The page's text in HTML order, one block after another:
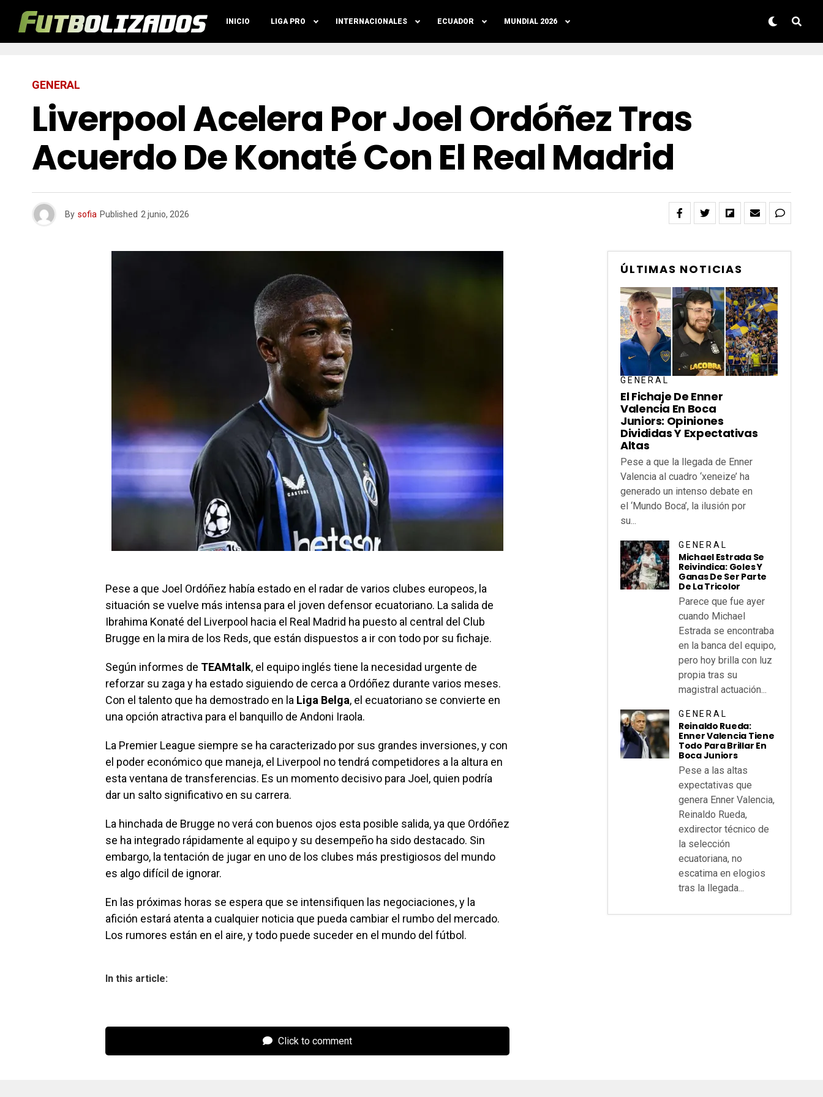
INICIO LIGA PRO INTERNACIONALES ECUADOR MUNDIAL 2026
GENERAL
Liverpool Acelera Por Joel Ordóñez Tras
Acuerdo De Konaté Con El Real Madrid
By sofia Published 2 junio, 2026
Pese a que Joel Ordóñez había estado en el radar de varios clubes europeos, la
situación se vuelve más intensa para el joven defensor ecuatoriano. La salida de
Ibrahima Konaté del Liverpool hacia el Real Madrid ha puesto al central del Club
Brugge en la mira de los Reds, que están dispuestos a ir con todo por su fichaje.
Según informes de TEAMtalk, el equipo inglés tiene la necesidad urgente de
reforzar su zaga y ha estado siguiendo de cerca a Ordóñez durante varios meses.
Con el talento que ha demostrado en la Liga Belga, el ecuatoriano se convierte en
una opción atractiva para el banquillo de Andoni Iraola.
La Premier League siempre se ha caracterizado por sus grandes inversiones, y con
el poder económico que maneja, el Liverpool no tendrá competidores a la altura en
esta ventana de transferencias. Es un momento decisivo para Joel, quien podría
dar un salto significativo en su carrera.
La hinchada de Brugge no verá con buenos ojos esta posible salida, ya que Ordóñez
se ha integrado rápidamente al equipo y su desempeño ha sido destacado. Sin
embargo, la tentación de jugar en uno de los clubes más prestigiosos del mundo
es algo difícil de ignorar.
En las próximas horas se espera que se intensifiquen las negociaciones, y la
afición estará atenta a cualquier noticia que pueda cambiar el rumbo del mercado.
Los rumores están en el aire, y todo puede suceder en el mundo del fútbol.
In this article:
Click to comment
ÚLTIMAS NOTICIAS
GENERAL
El Fichaje De Enner
Valencia En Boca
Juniors: Opiniones
Divididas Y Expectativas
Altas
Pese a que la llegada de Enner
Valencia al cuadro ‘xeneize’ ha
generado un intenso debate en
el ‘Mundo Boca’, la ilusión por
su...
GENERAL
Michael Estrada Se
Reivindica: Goles Y
Ganas De Ser Parte
De La Tricolor
Parece que fue ayer
cuando Michael
Estrada se encontraba
en la banca del equipo,
pero hoy brilla con luz
propia tras su
magistral actuación...
GENERAL
Reinaldo Rueda:
Enner Valencia Tiene
Todo Para Brillar En
Boca Juniors
Pese a las altas
expectativas que
genera Enner Valencia,
Reinaldo Rueda,
exdirector técnico de
la selección
ecuatoriana, no
escatima en elogios
tras la llegada...